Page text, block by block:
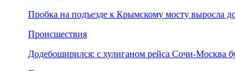
Пробка на подъезде к Крымскому мосту выросла
Происшествия
Додебоширился: с хулиганом рейса Сочи-Москва